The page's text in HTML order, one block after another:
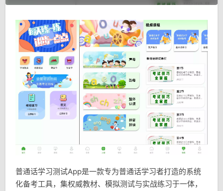
普通话学习测试App是一款专为普通话学习者打造的系统
化备考工具，集权威教材、模拟测试与实战练习于一体，